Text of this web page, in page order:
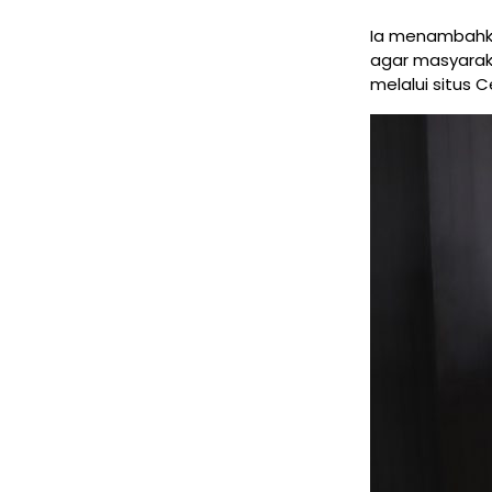
Ia
agar
melalui situs